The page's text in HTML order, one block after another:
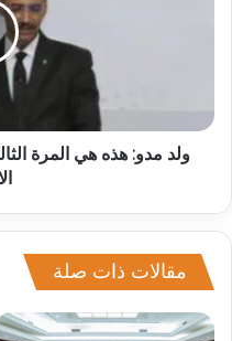
ولد مدو: هذه هي المرة
مقالات ذات صلة